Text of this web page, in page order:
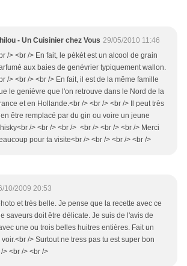
- Un Cuisinier chez Vous 29/05/2010 11:46
/> <br /> En fait, le pèkèt est un alcool de grain
aux baies de genévrier typiquement wallon.
/> <br /> <br /> En fait, il est de la même famille
le genièvre que l'on retrouve dans le Nord de la
et en Hollande.<br /> <br /> <br /> Il peut très
être remplacé par du gin ou voire un jeune
/> <br /> <br /> <br /> <br /> <br /> Merci
pour ta visite<br /> <br /> <br /> <br />
10/2009 20:53
et très belle. Je pense que la recette avec ce
saveurs doit être délicate. Je suis de l'avis de
une ou trois belles huitres entières. Fait un
/> Surtout ne tress pas tu est super bon
> <br /> <br />